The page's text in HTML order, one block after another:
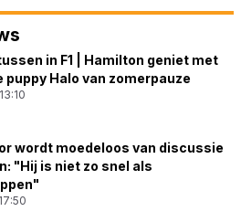
in F1 | Hamilton geniet met
puppy Halo van zomerpauze
wordt moedeloos van discussie
"Hij is niet zo snel als